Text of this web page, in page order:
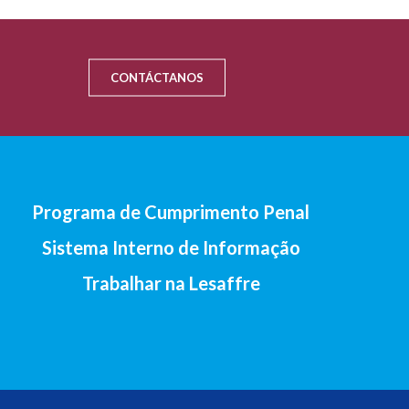
CONTÁCTANOS
Programa de Cumprimento Penal
Sistema Interno de Informação
Trabalhar na Lesaffre